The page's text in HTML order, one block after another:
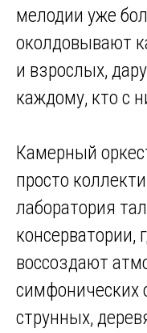
мелодии уже
околдовывают
и взрослых,
каждому, кто с
Камерный
просто
лаборатория
консерватории,
воссоздают
симфонических
струнных,